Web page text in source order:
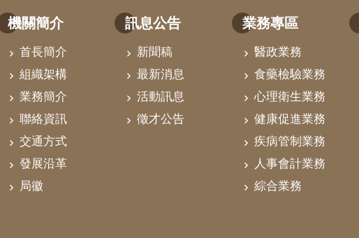
機關簡介
首長簡介
組織架構
業務簡介
聯絡資訊
交通方式
發展沿革
局徽
訊息公告
新聞稿
最新消息
活動訊息
徵才公告
業務專區
醫政業務
食藥檢驗業務
心理衛生業務
健康促進業務
疾病管制業務
人事會計業務
綜合業務